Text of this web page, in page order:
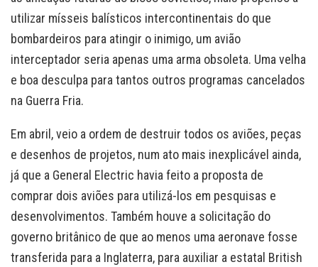
utilizar mísseis balísticos intercontinentais do que
bombardeiros para atingir o inimigo, um avião
interceptador seria apenas uma arma obsoleta. Uma velha
e boa desculpa para tantos outros programas cancelados
na Guerra Fria.
Em abril, veio a ordem de destruir todos os aviões, peças
e desenhos de projetos, num ato mais inexplicável ainda,
já que a General Electric havia feito a proposta de
comprar dois aviões para utilizá-los em pesquisas e
desenvolvimentos. Também houve a solicitação do
governo britânico de que ao menos uma aeronave fosse
transferida para a Inglaterra, para auxiliar a estatal British